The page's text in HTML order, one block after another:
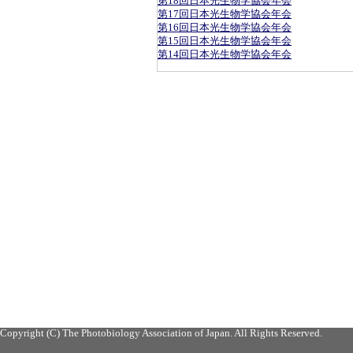
第17回日本光生物学協会年会
第16回日本光生物学協会年会
第15回日本光生物学協会年会
第14回日本光生物学協会年会
Copyright (C) The Photobiology Association of Japan. All Rights Reserved.